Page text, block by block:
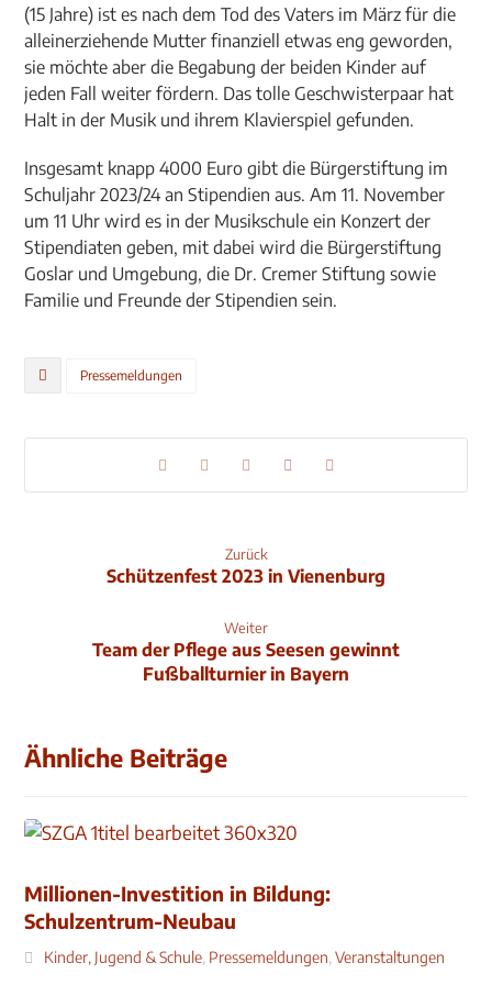
(15 Jahre) ist es nach dem Tod des Vaters im März für die
alleinerziehende Mutter finanziell etwas eng geworden,
sie möchte aber die Begabung der beiden Kinder auf
jeden Fall weiter fördern. Das tolle Geschwisterpaar hat
Halt in der Musik und ihrem Klavierspiel gefunden.
Insgesamt knapp 4000 Euro gibt die Bürgerstiftung im
Schuljahr 2023/24 an Stipendien aus. Am 11. November
um 11 Uhr wird es in der Musikschule ein Konzert der
Stipendiaten geben, mit dabei wird die Bürgerstiftung
Goslar und Umgebung, die Dr. Cremer Stiftung sowie
Familie und Freunde der Stipendien sein.
Pressemeldungen
Zurück
Schützenfest 2023 in Vienenburg
Weiter
Team der Pflege aus Seesen gewinnt
Fußballturnier in Bayern
Ähnliche Beiträge
Millionen-Investition in Bildung:
Schulzentrum-Neubau
Kinder, Jugend & Schule, Pressemeldungen,Veranstaltungen